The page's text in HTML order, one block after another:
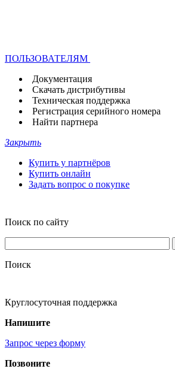
ПОЛЬЗОВАТЕЛЯМ
Документация
Скачать дистрибутивы
Техническая поддержка
Регистрация серийного номера
Найти партнера
Закрыть
Купить у партнёров
Купить онлайн
Задать вопрос о покупке
Поиск по сайту
Поиск
Круглосуточная поддержка
Напишите
Запрос через форму
Позвоните